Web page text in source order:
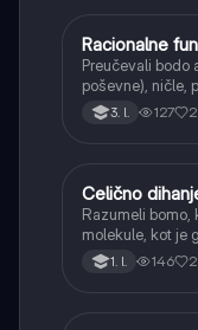
Matematika
Racionalne
Preučevali bodo
poševne), ničle,
funkcij.
3. l. 127 2
Biologija
Celično
Razumeli
molekule, kot je
svoje delovanje.
1. l. 146 2